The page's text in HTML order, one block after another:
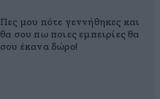
Πες μου πότε γεννήθηκες και
θα σου πω ποιες εμπειρίες θα
σου έκανα δώρο!